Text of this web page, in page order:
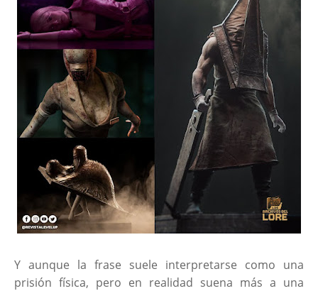
Y aunque la frase suele interpretarse como una
prisión física, pero en realidad suena más a una